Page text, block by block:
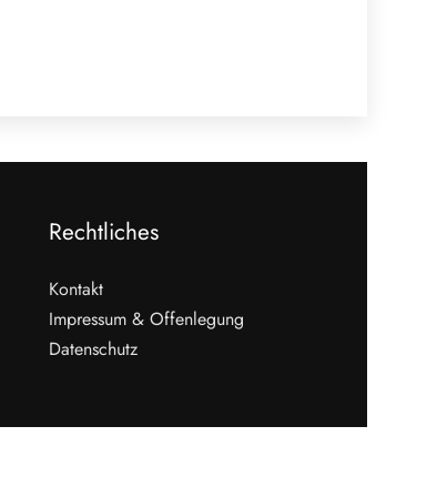
Rechtliches
Kontakt
Impressum & Offenlegung
Datenschutz